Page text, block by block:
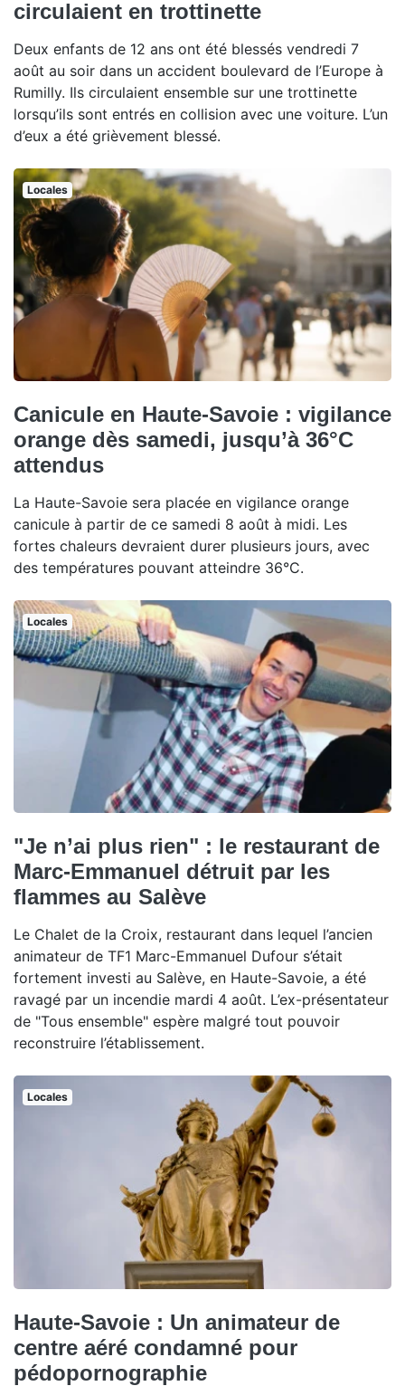
circulaient en trottinette
Deux enfants de 12 ans ont été blessés vendredi 7
août au soir dans un accident boulevard de l’Europe à
Rumilly. Ils circulaient ensemble sur une trottinette
lorsqu’ils sont entrés en collision avec une voiture. L’un
d’eux a été grièvement blessé.
Locales
Canicule en Haute-Savoie : vigilance
orange dès samedi, jusqu’à 36°C
attendus
La Haute-Savoie sera placée en vigilance orange
canicule à partir de ce samedi 8 août à midi. Les
fortes chaleurs devraient durer plusieurs jours, avec
des températures pouvant atteindre 36°C.
Locales
"Je n’ai plus rien" : le restaurant de
Marc-Emmanuel détruit par les
flammes au Salève
Le Chalet de la Croix, restaurant dans lequel l’ancien
animateur de TF1 Marc-Emmanuel Dufour s’était
fortement investi au Salève, en Haute-Savoie, a été
ravagé par un incendie mardi 4 août. L’ex-présentateur
de "Tous ensemble" espère malgré tout pouvoir
reconstruire l’établissement.
Locales
Haute-Savoie : Un animateur de
centre aéré condamné pour
pédopornographie